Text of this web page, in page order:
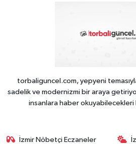
torbaliguncel.com, yepyeni
sadelik ve modernizmi bir araya
insanlara haber okuyabilecekleri
İzmir Nöbetçi Eczaneler